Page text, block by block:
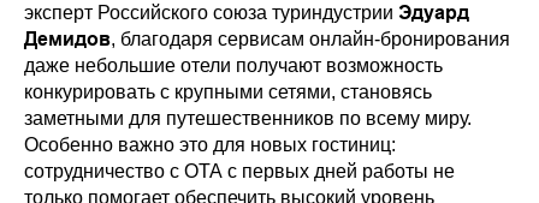
эксперт Российского союза туриндустрии Эдуард
Демидов, благодаря сервисам онлайн-бронирования
даже небольшие отели получают возможность
конкурировать с крупными сетями, становясь
заметными для путешественников по всему миру.
Особенно важно это для новых гостиниц:
сотрудничество с ОТА с первых дней работы не
только помогает обеспечить высокий уровень